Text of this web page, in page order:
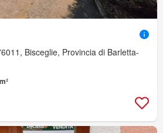
Bisceglie, Provincia di Barletta-